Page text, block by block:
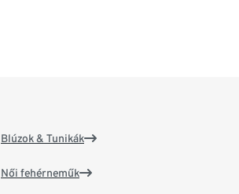
Blúzok & Tunikák
Női fehérneműk